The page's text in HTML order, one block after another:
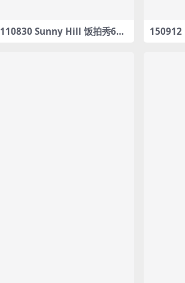
110830 Sunny Hill 饭拍秀6部
150912